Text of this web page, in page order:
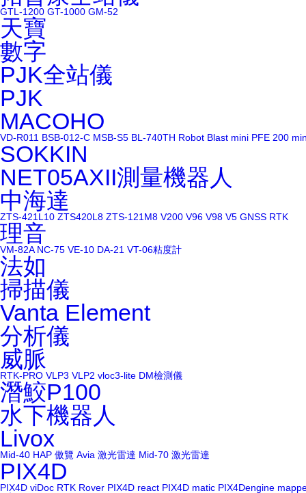
GTL-1200 GT-1000 GM-52
天寶
數字
PJK全站儀
PJK
MACOHO
VD-R011 BSB-012-C MSB-S5 BL-740TH Robot Blast mini PFE 200
SOKKIN
NET05AXII測量機器人
中海達
ZTS-421L10 ZTS420L8 ZTS-121M8 V200 V96 V98 V5 GNSS RTK
理音
VM-82A NC-75 VE-10 DA-21 VT-06粘度計
法如
掃描儀
Vanta Element
分析儀
威脈
RTK-PRO VLP3 VLP2 vloc3-lite DM檢測儀
潛鮫P100
水下機器人
Livox
Mid-40 HAP 傲覽 Avia 激光雷達 Mid-70 激光雷達
PIX4D
PIX4D viDoc RTK Rover PIX4D react PIX4D matic PIX4Dengine